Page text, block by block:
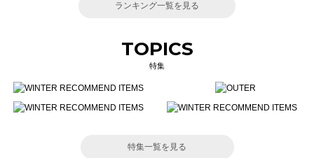
ランキング一覧を見る
TOPICS
特集
特集一覧を見る